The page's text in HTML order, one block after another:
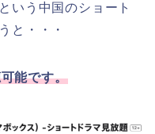
いう中国のショート
と・・・
能です。